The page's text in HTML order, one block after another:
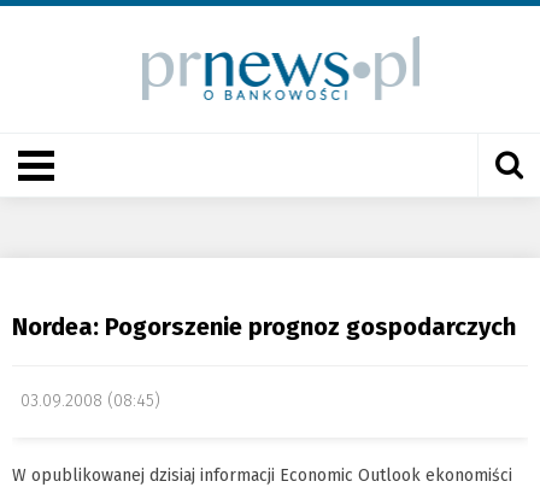
Nordea: Pogorszenie prognoz gospodarczych
03.09.2008 (08:45)
W opublikowanej dzisiaj informacji Economic Outlook ekonomiści